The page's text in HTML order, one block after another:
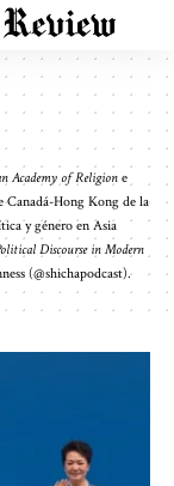
Academy of Religion e
Canadá-Hong Kong de la
y género en Asia
Discourse in Modern
(@shichapodcast).